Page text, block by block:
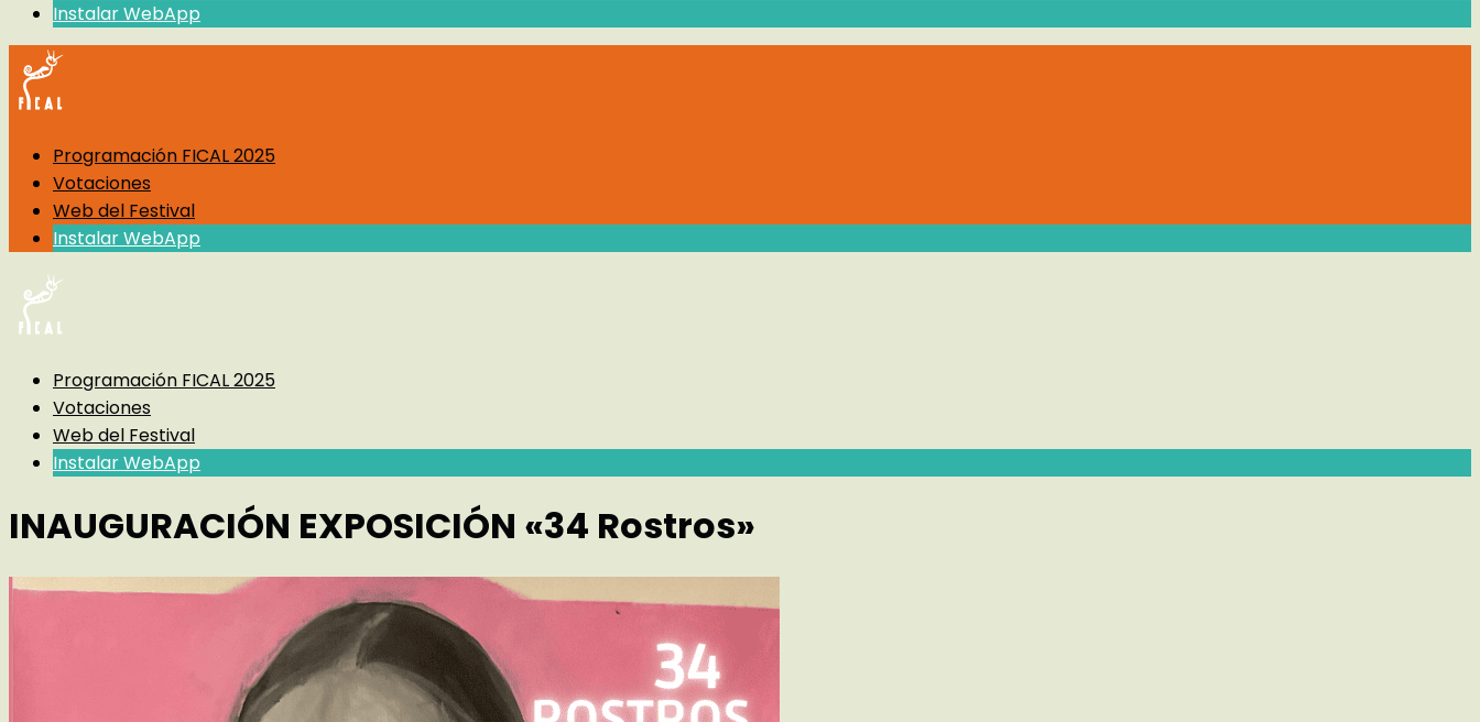
Instalar WebApp
Programación FICAL 2025
Votaciones
Web del Festival
Instalar WebApp
Programación FICAL 2025
Votaciones
Web del Festival
Instalar WebApp
INAUGURACIÓN EXPOSICIÓN «34 Rostros»